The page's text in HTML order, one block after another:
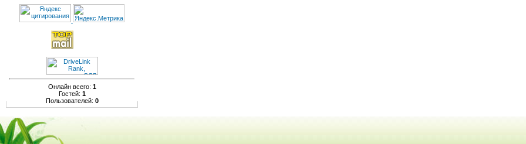
Онлайн всего: 1
Гостей: 1
Пользователей: 0